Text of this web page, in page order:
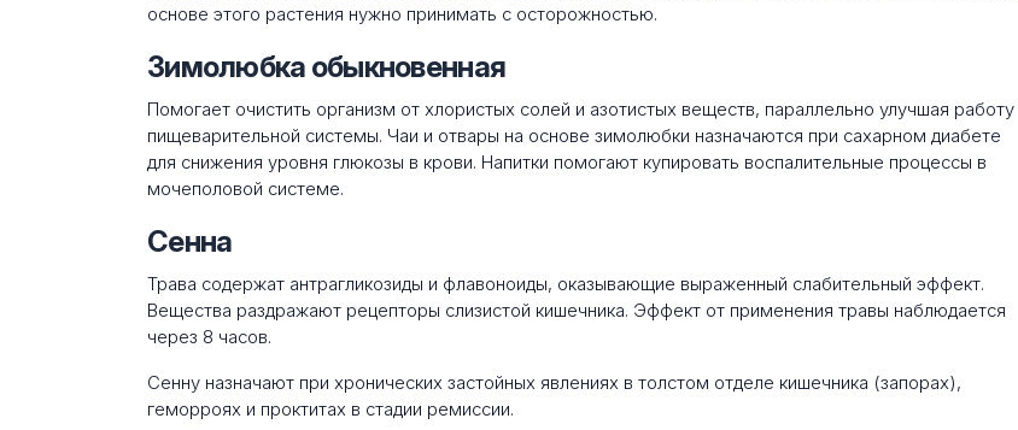
основе этого растения нужно принимать с осторожностью.
Зимолюбка обыкновенная
Помогает очистить организм от хлористых солей и азотистых веществ, параллельно улучшая работу
пищеварительной системы. Чаи и отвары на основе зимолюбки назначаются при сахарном диабете
для снижения уровня глюкозы в крови. Напитки помогают купировать воспалительные процессы в
мочеполовой системе.
Сенна
Трава содержат антрагликозиды и флавоноиды, оказывающие выраженный слабительный эффект.
Вещества раздражают рецепторы слизистой кишечника. Эффект от применения травы наблюдается
через 8 часов.
Сенну назначают при хронических застойных явлениях в толстом отделе кишечника (запорах),
геморроях и проктитах в стадии ремиссии.